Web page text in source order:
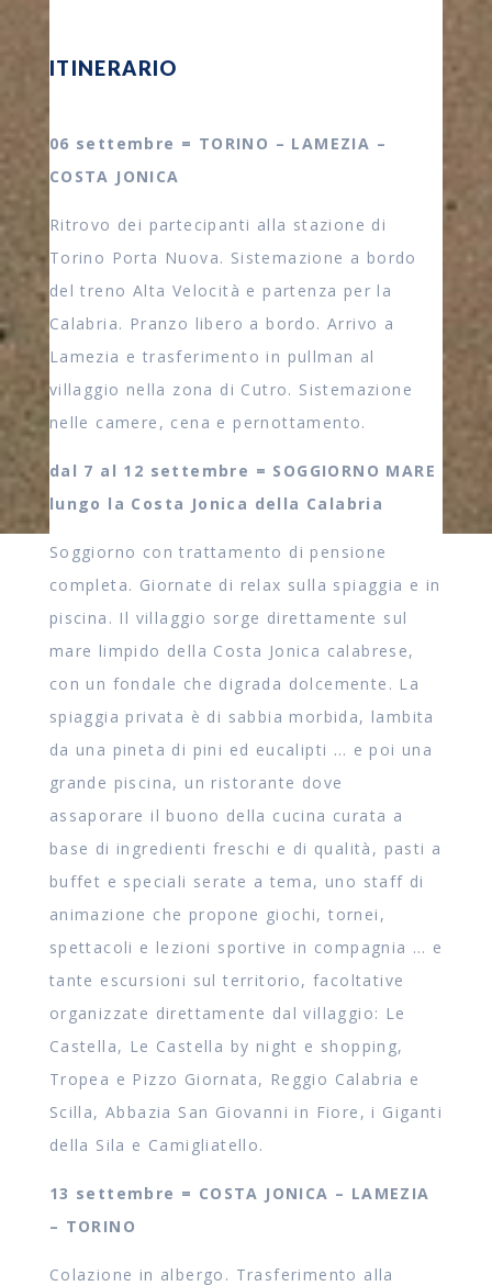
ITINERARIO
06 settembre = TORINO – LAMEZIA –
COSTA JONICA
Ritrovo dei partecipanti alla stazione di
Torino Porta Nuova. Sistemazione a bordo
del treno Alta Velocità e partenza per la
Calabria. Pranzo libero a bordo. Arrivo a
Lamezia e trasferimento in pullman al
villaggio nella zona di Cutro. Sistemazione
nelle camere, cena e pernottamento.
dal 7 al 12 settembre = SOGGIORNO MARE
lungo la Costa Jonica della Calabria
Soggiorno con trattamento di pensione
completa. Giornate di relax sulla spiaggia e in
piscina. Il villaggio sorge direttamente sul
mare limpido della Costa Jonica calabrese,
con un fondale che digrada dolcemente. La
spiaggia privata è di sabbia morbida, lambita
da una pineta di pini ed eucalipti … e poi una
grande piscina, un ristorante dove
assaporare il buono della cucina curata a
base di ingredienti freschi e di qualità, pasti a
buffet e speciali serate a tema, uno staff di
animazione che propone giochi, tornei,
spettacoli e lezioni sportive in compagnia … e
tante escursioni sul territorio, facoltative
organizzate direttamente dal villaggio: Le
Castella, Le Castella by night e shopping,
Tropea e Pizzo Giornata, Reggio Calabria e
Scilla, Abbazia San Giovanni in Fiore, i Giganti
della Sila e Camigliatello.
13 settembre = COSTA JONICA – LAMEZIA
– TORINO
Colazione in albergo. Trasferimento alla